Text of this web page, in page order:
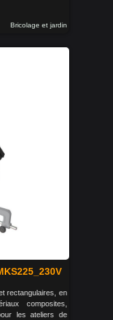
Bricolage et jardin
rectangulaires, en
composites,
les ateliers de